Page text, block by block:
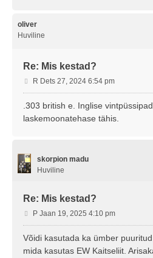
oliver
Huviline
Re: Mis kestad?
P
o
s
s
R Dets 27, 2024 6:54 pm
.303 british e. Inglise
laskemoonatehase tähis.
skorpion madu
Huviline
Re: Mis kestad?
P
o
s
t
P Jaan 19, 2025 4:10 pm
Võidi kasutada ka ümber
mida kasutas EW Kaitseliit.